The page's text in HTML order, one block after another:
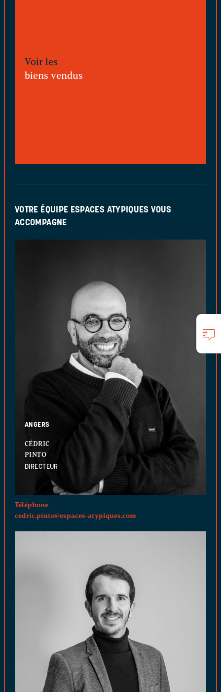
Voir les
biens vendus
VOTRE ÉQUIPE ESPACES ATYPIQUES VOUS
ACCOMPAGNE
ANGERS
CÉDRIC
PINTO
DIRECTEUR
Téléphone
cedric.pinto@espaces-atypiques.com